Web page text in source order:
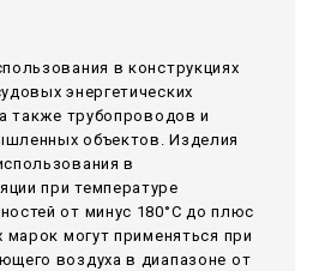
в конструкциях
энергетических
также трубопроводов и
объектов. Изделия
в
при температуре
от минус 180°С до плюс
марок могут применяться при
воздуха в диапазоне от